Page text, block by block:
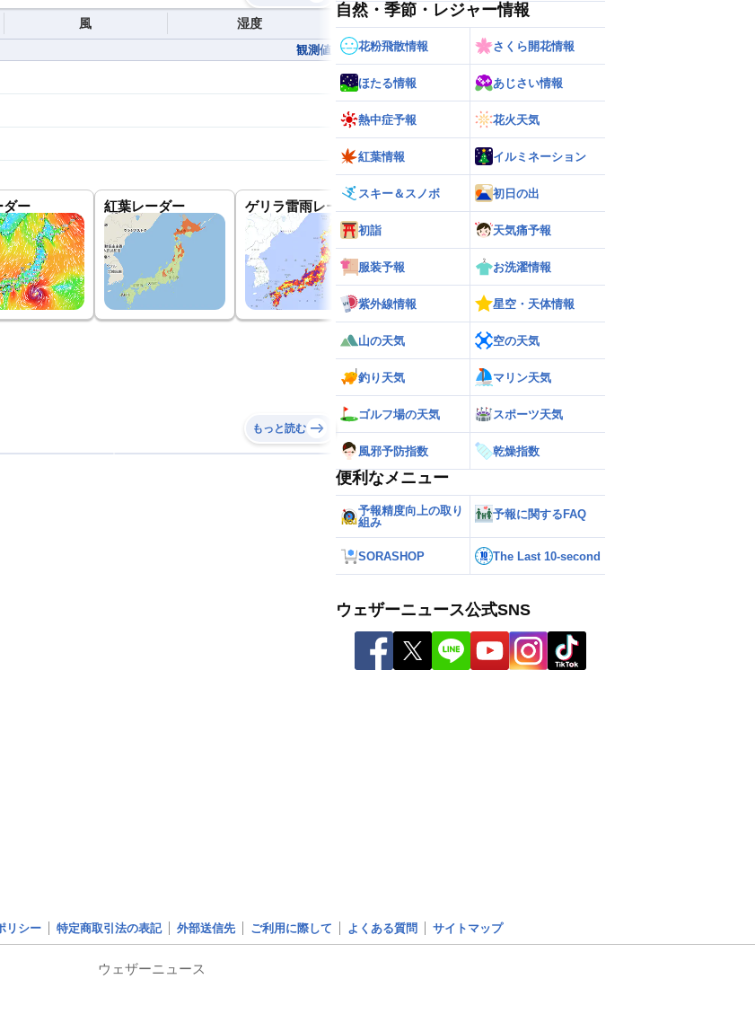
風 湿度
観測値
ダー 紅葉レーダー ゲリラ雷雨レーダー 世界の雨雲レーダー
もっと読む
自然・季節・レジャー情報
花粉飛散情報 さくら開花情報
ほたる情報 あじさい情報
熱中症予報 花火天気
紅葉情報 イルミネーション
スキー＆スノボ 初日の出
初詣 天気痛予報
服装予報 お洗濯情報
紫外線情報 星空・天体情報
山の天気 空の天気
釣り天気 マリン天気
ゴルフ場の天気 スポーツ天気
風邪予防指数 乾燥指数
便利なメニュー
予報精度向上の取り
組み
予報に関するFAQ
SORASHOP The Last 10-second
ウェザーニュース公式SNS
リシー 特定商取引法の表記 外部送信先 ご利用に際して よくある質問 サイトマップ
ウェザーニュース